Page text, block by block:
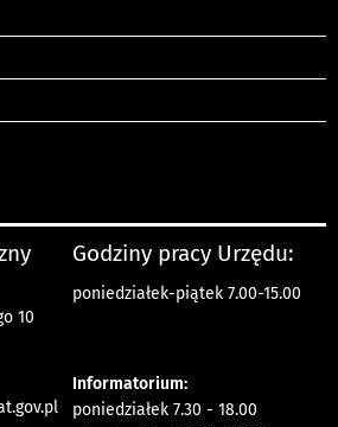
10
Godziny pracy Urzędu:
poniedziałek-piątek 7.00-15.00
Informatorium:
poniedziałek 7.30 - 18.00